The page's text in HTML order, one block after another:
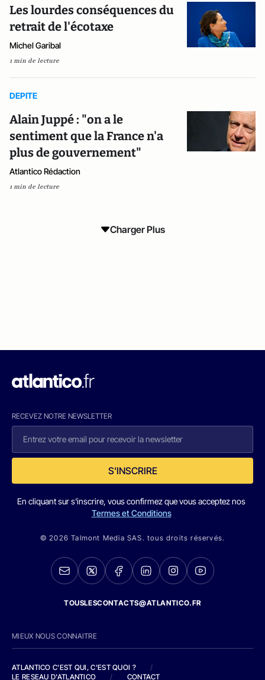
Les lourdes conséquences du
retrait de l'écotaxe
Michel Garibal
1 min de lecture
DEPITE
Alain Juppé : "on a le
sentiment que la France n'a
plus de gouvernement"
Atlantico Rédaction
1 min de lecture
Charger Plus
RECEVEZ NOTRE NEWSLETTER
S'INSCRIRE
En cliquant sur s'inscrire, vous confirmez que vous acceptez nos
Termes et Conditions
© 2026 Talmont Media SAS. tous droits réservés.
TOUSLESCONTACTS@ATLANTICO.FR
MIEUX NOUS CONNAITRE
ATLANTICO C'EST QUI, C'EST QUOI ?
/
LE RESEAU D'ATLANTICO
/ CONTACT